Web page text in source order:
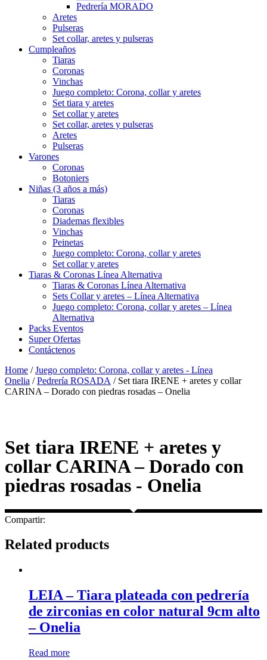
Pedrería MORADO
Aretes
Pulseras
Set collar, aretes y pulseras
Cumpleaños
Tiaras
Coronas
Vinchas
Juego completo: Corona, collar y aretes
Set tiara y aretes
Set collar y aretes
Set collar, aretes y pulseras
Aretes
Pulseras
Varones
Coronas
Botoniers
Niñas (3 años a más)
Tiaras
Coronas
Diademas flexibles
Vinchas
Peinetas
Juego completo: Corona, collar y aretes
Set collar y aretes
Tiaras & Coronas Línea Alternativa
Tiaras & Coronas Línea Alternativa
Sets Collar y aretes – Línea Alternativa
Juego completo: Corona, collar y aretes – Línea
Alternativa
Packs Eventos
Super Ofertas
Contáctenos
Home /Juego completo: Corona, collar y aretes - Línea
Onelia /Pedrería ROSADA / Set tiara IRENE + aretes y collar
CARINA – Dorado con piedras rosadas – Onelia
Set tiara IRENE + aretes y
collar CARINA – Dorado con
piedras rosadas - Onelia
Compartir:
Related products
LEIA – Tiara plateada con pedrería
de zirconias en color natural 9cm alto
– Onelia
Read more